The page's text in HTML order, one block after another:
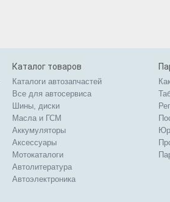
Каталог товаров
Каталоги автозапчастей
Все для автосервиса
Шины, диски
Масла и ГСМ
Аккумуляторы
Аксессуары
Мотокаталоги
Автолитература
Автоэлектроника